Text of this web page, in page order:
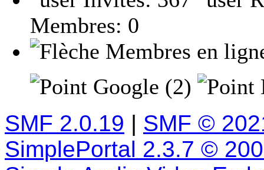
Membres: 0
Membres en
Google (2)
SMF 2.0.19 | SMF ©
SimplePortal 2.3.7 ©